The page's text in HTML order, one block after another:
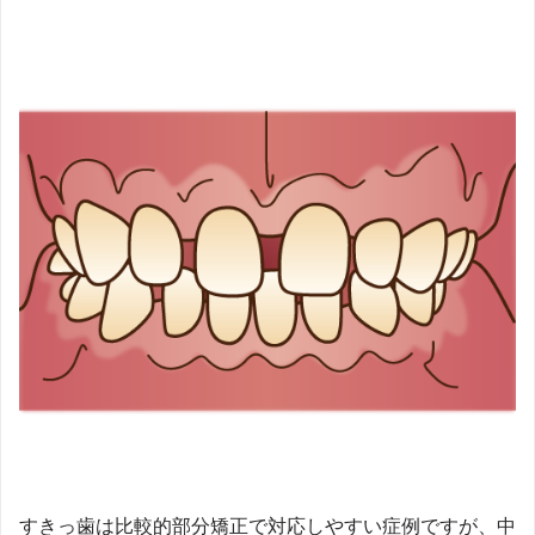
すきっ歯は比較的部分矯正で対応しやすい症例ですが、中